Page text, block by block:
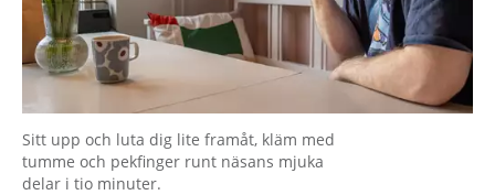
Sitt upp och luta dig lite framåt, kläm med
tumme och pekfinger runt näsans mjuka
delar i tio minuter.